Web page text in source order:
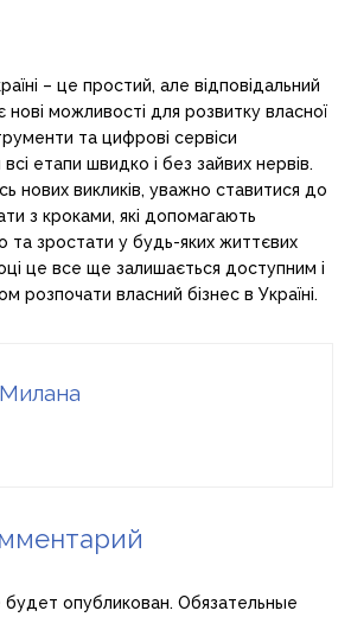
– це простий, але відповідальний
нові можливості для розвитку власної
та цифрові сервіси
етапи швидко і без зайвих нервів.
нових викликів, уважно ставитися до
з кроками, які допомагають
та зростати у будь-яких життєвих
це все ще залишається доступним і
розпочати власний бізнес в Україні.
Милана
опубликован. Обязательные